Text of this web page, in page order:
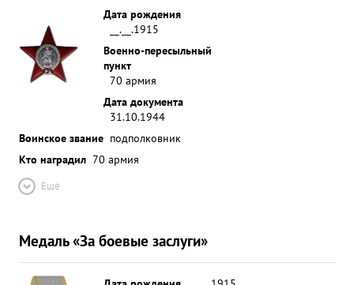
Дата рождения
__.__.1915
Военно-пересыльный
пункт
70 армия
Дата документа
31.10.1944
Воинское звание подполковник
Кто наградил 70 армия
Ещё
Медаль «За боевые заслуги»